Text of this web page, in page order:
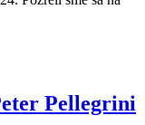
Pellegrini